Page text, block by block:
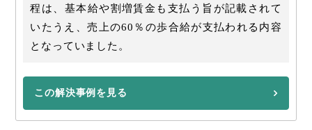
程は、基本給や割増賃金も支払う旨が記載されて
いたうえ、売上の60％の歩合給が支払われる内容
となっていました。
この解決事例を見る